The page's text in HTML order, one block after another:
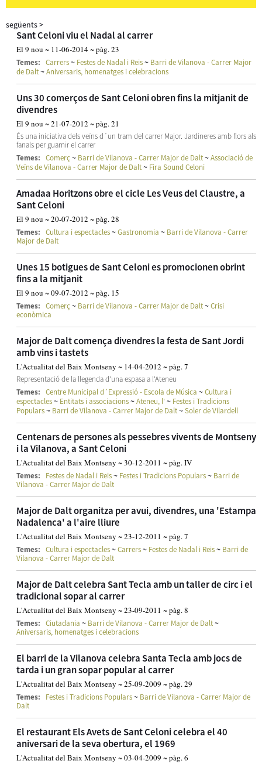
següents>
Sant Celoni viu el Nadal al carrer
El 9 nou ~ 11-06-2014 ~ pàg. 23
Temes: Carrers~ Festes de Nadal i Reis~ Barri de Vilanova - Carrer Major
de Dalt~Aniversaris, homenatges i celebracions
Uns 30 comerços de Sant Celoni obren fins la mitjanit de
divendres
El 9 nou ~ 21-07-2012 ~ pàg. 21
És una iniciativa dels veïns d´un tram del carrer Major. Jardineres amb flors als
fanals per guarnir el carrer
Temes: Comerç~ Barri de Vilanova - Carrer Major de Dalt~Associació de
Veïns de Vilanova - Carrer Major de Dalt~ Fira Sound Celoni
Amadaa Horitzons obre el cicle Les Veus del Claustre, a
Sant Celoni
El 9 nou ~ 20-07-2012 ~ pàg. 28
Temes: Cultura i espectacles~Gastronomia ~ Barri de Vilanova - Carrer
Major de Dalt
Unes 15 botigues de Sant Celoni es promocionen obrint
fins a la mitjanit
El 9 nou ~ 09-07-2012 ~ pàg. 15
Temes: Comerç~ Barri de Vilanova - Carrer Major de Dalt~Crisi
econòmica
Major de Dalt comença divendres la festa de Sant Jordi
amb vins i tastets
L'Actualitat del Baix Montseny ~ 14-04-2012 ~ pàg. 7
Representació de la llegenda d'una espasa a l'Ateneu
Temes: Centre Municipal d´Expressió - Escola de Música ~Cultura i
espectacles~ Entitats i associacions~Ateneu, l'~ Festes i Tradicions
Populars~ Barri de Vilanova - Carrer Major de Dalt~Soler de Vilardell
Centenars de persones als pessebres vivents de Montseny
i la Vilanova, a Sant Celoni
L'Actualitat del Baix Montseny ~ 30-12-2011 ~ pàg. IV
Temes: Festes de Nadal i Reis~ Festes i Tradicions Populars~ Barri de
Vilanova - Carrer Major de Dalt
Major de Dalt organitza per avui, divendres, una 'Estampa
Nadalenca' a l'aire lliure
L'Actualitat del Baix Montseny ~ 23-12-2011 ~ pàg. 7
Temes: Cultura i espectacles~Carrers~ Festes de Nadal i Reis~ Barri de
Vilanova - Carrer Major de Dalt
Major de Dalt celebra Sant Tecla amb un taller de circ i el
tradicional sopar al carrer
L'Actualitat del Baix Montseny ~ 23-09-2011 ~ pàg. 8
Temes: Ciutadania ~ Barri de Vilanova - Carrer Major de Dalt~
Aniversaris, homenatges i celebracions
El barri de la Vilanova celebra Santa Tecla amb jocs de
tarda i un gran sopar popular al carrer
L'Actualitat del Baix Montseny ~ 25-09-2009 ~ pàg. 29
Temes: Festes i Tradicions Populars~ Barri de Vilanova - Carrer Major de
Dalt
El restaurant Els Avets de Sant Celoni celebra el 40
aniversari de la seva obertura, el 1969
L'Actualitat del Baix Montseny ~ 03-04-2009 ~ pàg. 6